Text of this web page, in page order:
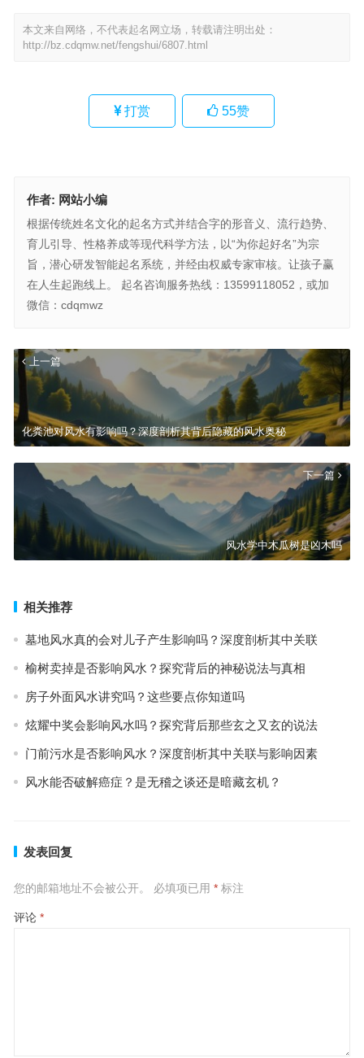
本文来自网络，不代表起名网立场，转载请注明出处：
http://bz.cdqmw.net/fengshui/6807.html
打赏 55赞
作者: 网站小编
根据传统姓名文化的起名方式并结合字的形音义、流行趋势、
育儿引导、性格养成等现代科学方法，以“为你起好名”为宗
旨，潜心研发智能起名系统，并经由权威专家审核。让孩子赢
在人生起跑线上。 起名咨询服务热线：13599118052，或加
微信：cdqmwz
上一篇
化粪池对风水有影响吗？深度剖析其背后隐藏的风水奥秘
下一篇
风水学中木瓜树是凶木吗
相关推荐
墓地风水真的会对儿子产生影响吗？深度剖析其中关联
榆树卖掉是否影响风水？探究背后的神秘说法与真相
房子外面风水讲究吗？这些要点你知道吗
炫耀中奖会影响风水吗？探究背后那些玄之又玄的说法
门前污水是否影响风水？深度剖析其中关联与影响因素
风水能否破解癌症？是无稽之谈还是暗藏玄机？
发表回复
您的邮箱地址不会被公开。 必填项已用 *标注
评论 *